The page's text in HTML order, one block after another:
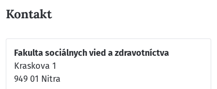
Kontakt
Fakulta sociálnych vied a zdravotníctva
Kraskova 1
949 01 Nitra